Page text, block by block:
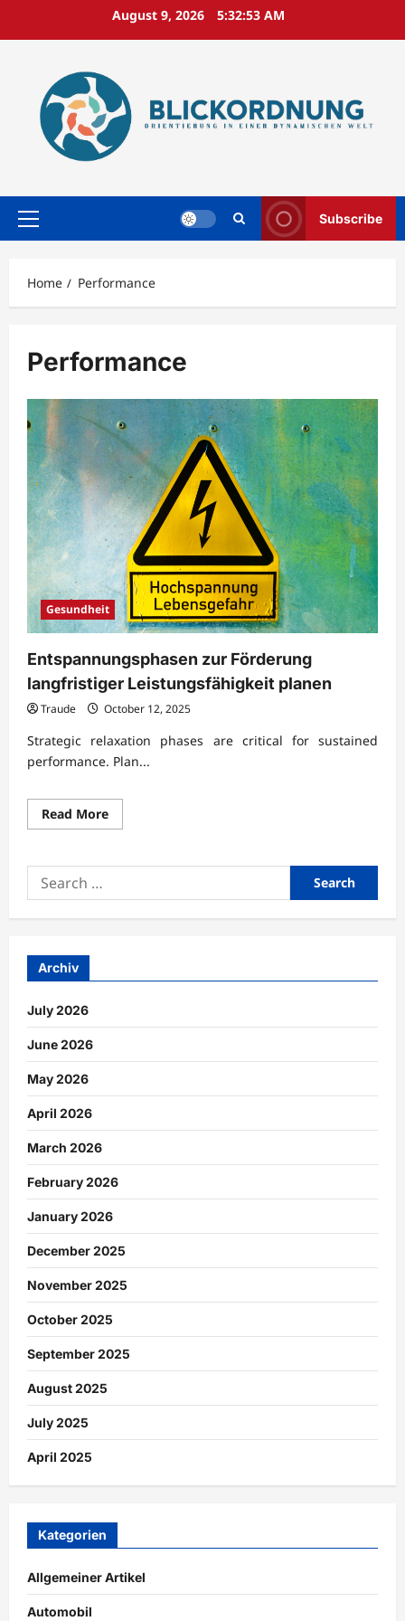
August 9, 2026 5:32:53 AM
Primary
Subscribe
Home Performance
Performance
Gesundheit
Entspannungsphasen zur Förderung
langfristiger Leistungsfähigkeit planen
Traude October 12, 2025
Strategic relaxation phases are critical for sustained
performance. Plan...
Read MoreRead
more
zur
Leistungsfähigkeit
Search
for:
Archiv
July 2026
June 2026
May 2026
April 2026
March 2026
February 2026
January 2026
December 2025
November 2025
October 2025
September 2025
August 2025
July 2025
April 2025
Kategorien
Allgemeiner Artikel
Automobil